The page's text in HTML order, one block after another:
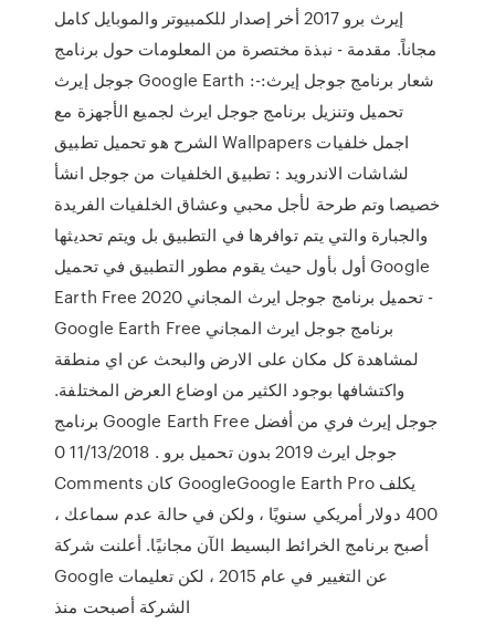
إيرث برو 2017 أخر إصدار للكمبيوتر والموبايل كامل
مجاناً. مقدمة - نبذة مختصرة من المعلومات حول برنامج
جوجل إيرث Google Earth :-شعار برنامج جوجل إيرث:
تحميل وتنزيل برنامج جوجل ايرث لجميع الأجهزة مع
الشرح هو تحميل تطبيق Wallpapers اجمل خلفيات
لشاشات الاندرويد : تطبيق الخلفيات من جوجل انشأ
خصيصا وتم طرحة لأجل محبي وعشاق الخلفيات الفريدة
والجبارة والتي يتم توافرها في التطبيق بل ويتم تحديثها
أول بأول حيث يقوم مطور التطبيق في تحميل Google
Earth Free 2020 تحميل برنامج جوجل ايرث المجاني -
Google Earth Free برنامج جوجل ايرث المجاني
لمشاهدة كل مكان على الارض والبحث عن اي منطقة
واكتشافها بوجود الكثير من اوضاع العرض المختلفة.
برنامج Google Earth Free جوجل إيرث فري من أفضل
جوجل ايرث 2019 بدون تحميل برو . 11/13/2018 0
Comments كان GoogleGoogle Earth Pro يكلف
400 دولار أمريكي سنويًا ، ولكن في حالة عدم سماعك ،
أصبح برنامج الخرائط البسيط الآن مجانيًا. أعلنت شركة
Google عن التغيير في عام 2015 ، لكن تعليمات
الشركة أصبحت منذ